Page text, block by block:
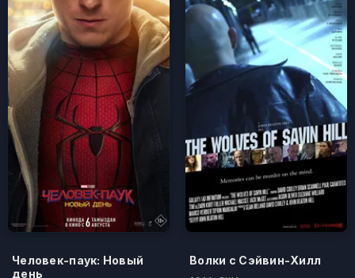
Человек-паук: Новый
день
Волки с Сэйвин-Хилл